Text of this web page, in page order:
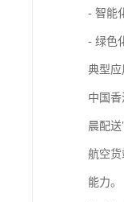
- 智能
- 绿色
典型应
中国
晨配送
航空
能力。